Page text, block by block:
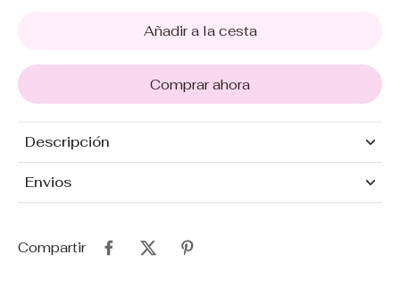
Añadir a la cesta
Comprar ahora
Descripción
Envios
Compartir